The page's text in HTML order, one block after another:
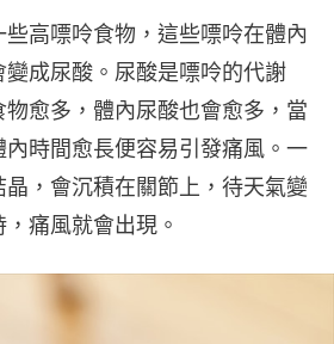
高嘌呤食物，這些嘌呤在體內
成尿酸。尿酸是嘌呤的代謝
愈多，體內尿酸也會愈多，當
時間愈長便容易引發痛風。一
，會沉積在關節上，待天氣變
痛風就會出現。